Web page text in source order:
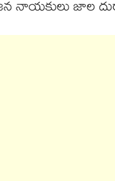
నాయకులు జాల